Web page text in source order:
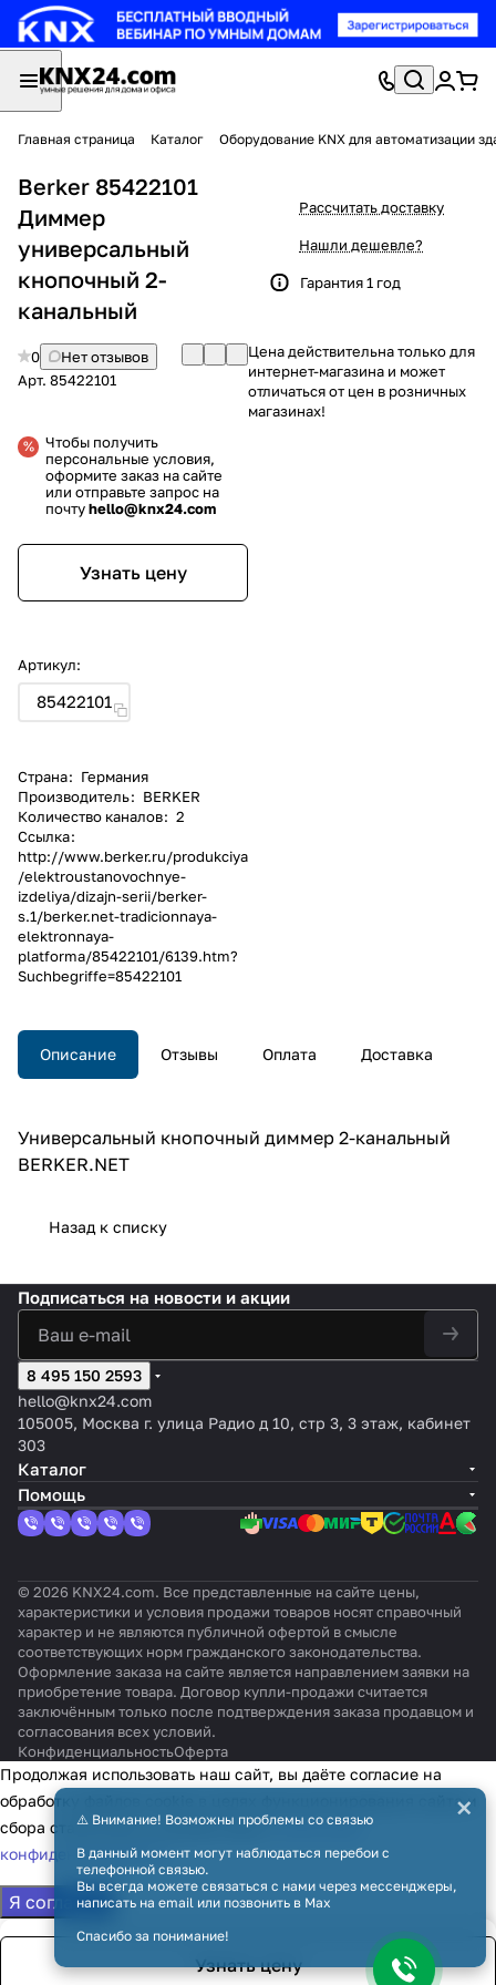
Главная страница Каталог Оборудование KNX для автоматизации
Berker 85422101
Диммер
универсальный
кнопочный 2-
канальный
0
Нет отзывов
Арт. 85422101
Чтобы получить
персональные условия,
оформите заказ на сайте
или отправьте запрос на
почтуhello@knx24.com
Узнать цену
Артикул:
85422101
Страна: Германия
Производитель: BERKER
Количество каналов: 2
Ссылка:
http://www.berker.ru/produkciya
/elektroustanovochnye-
izdeliya/dizajn-serii/berker-
s.1/berker.net-tradicionnaya-
elektronnaya-
platforma/85422101/6139.htm?
Suchbegriffe=85422101
Рассчитать доставку
Нашли дешевле?
Гарантия 1 год
Цена действительна только для
интернет-магазина и может
отличаться от цен в розничных
магазинах!
Описание Отзывы Оплата Доставка
Универсальный кнопочный диммер 2-канальный
BERKER.NET
Назад к списку
Узнать цену
Подписаться на новости и акции
8 495 150 2593
hello@knx24.com
105005, Москва г. улица Радио д 10, стр 3, 3 этаж, кабинет
303
Каталог
Помощь
© 2026 KNX24.com. Все представленные на сайте цены,
характеристики и условия продажи товаров носят справочный
характер и не являются публичной офертой в смысле
соответствующих норм гражданского законодательства.
Оформление заказа на сайте является направлением заявки на
приобретение товара. Договор купли-продажи считается
заключённым только после подтверждения заказа продавцом и
согласования всех условий.
КонфиденциальностьОферта
⚠️ Внимание! Возможны проблемы со связью
В данный момент могут наблюдаться перебои с
телефонной связью.
Вы всегда можете связаться с нами через мессенджеры,
написать на email или позвонить в Max
Спасибо за понимание!
×
Продолжая использовать наш сайт, вы даёте согласие на
обработку файлов cookie в целях функционирования сайта и
сбора статистики в соответствии сполитикой
конфиденциальности
Я согласен